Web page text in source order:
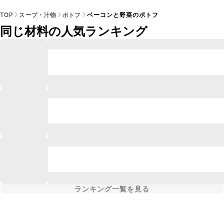
TOP スープ・汁物 ポトフ ベーコンと野菜のポトフ
同じ材料の人気ランキング
ランキング一覧を見る